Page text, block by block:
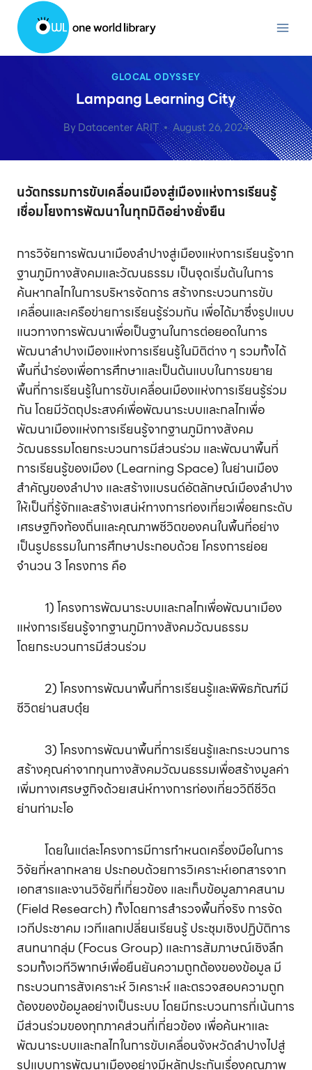
Skip
content
GLOCAL ODYSSEY
Lampang Learning City
ByDatacenter ARIT August 26, 2024
นวัตกรรมการขับเคลื่อนเมืองสู่เมืองแห่งการเรียนรู้
เชื่อมโยงการพัฒนาในทุกมิติอย่างยั่งยืน
การวิจัยการพัฒนาเมืองลำปางสู่เมืองแห่งการเรียนรู้จาก
ฐานภูมิทางสังคมและวัฒนธรรม เป็นจุดเริ่มต้นในการ
ค้นหากลไกในการบริหารจัดการ สร้างกระบวนการขับ
เคลื่อนและเครือข่ายการเรียนรู้ร่วมกัน เพื่อได้มาซึ่งรูปแบบ
แนวทางการพัฒนาเพื่อเป็นฐานในการต่อยอดในการ
พัฒนาลำปางเมืองแห่งการเรียนรู้ในมิติต่าง ๆ รวมทั้งได้
พื้นที่นำร่องเพื่อการศึกษาและเป็นต้นแบบในการขยาย
พื้นที่การเรียนรู้ในการขับเคลื่อนเมืองแห่งการเรียนรู้ร่วม
กัน โดยมีวัตถุประสงค์เพื่อพัฒนาระบบและกลไกเพื่อ
พัฒนาเมืองแห่งการเรียนรู้จากฐานภูมิทางสังคม
วัฒนธรรมโดยกระบวนการมีส่วนร่วม และพัฒนาพื้นที่
การเรียนรู้ของเมือง (Learning Space) ในย่านเมือง
สำคัญของลำปาง และสร้างแบรนด์อัตลักษณ์เมืองลำปาง
ให้เป็นที่รู้จักและสร้างเสน่ห์ทางการท่องเที่ยวเพื่อยกระดับ
เศรษฐกิจท้องถิ่นและคุณภาพชีวิตของคนในพื้นที่อย่าง
เป็นรูปธรรมในการศึกษาประกอบด้วย โครงการย่อย
จำนวน 3 โครงการ คือ
1) โครงการพัฒนาระบบและกลไกเพื่อพัฒนาเมือง
แห่งการเรียนรู้จากฐานภูมิทางสังคมวัฒนธรรม
โดยกระบวนการมีส่วนร่วม
2) โครงการพัฒนาพื้นที่การเรียนรู้และพิพิธภัณฑ์มี
ชีวิตย่านสบตุ๋ย
3) โครงการพัฒนาพื้นที่การเรียนรู้และกระบวนการ
สร้างคุณค่าจากทุนทางสังคมวัฒนธรรมเพื่อสร้างมูลค่า
เพิ่มทางเศรษฐกิจด้วยเสน่ห์ทางการท่องเที่ยววิถีชีวิต
ย่านท่ามะโอ
โดยในแต่ละโครงการมีการกำหนดเครื่องมือในการ
วิจัยที่หลากหลาย ประกอบด้วยการวิเคราะห์เอกสารจาก
เอกสารและงานวิจัยที่เกี่ยวข้อง และเก็บข้อมูลภาคสนาม
(Field Research) ทั้งโดยการสำรวจพื้นที่จริง การจัด
เวทีประชาคม เวทีแลกเปลี่ยนเรียนรู้ ประชุมเชิงปฏิบัติการ
สนทนากลุ่ม (Focus Group) และการสัมภาษณ์เชิงลึก
รวมทั้งเวทีวิพากษ์เพื่อยืนยันความถูกต้องของข้อมูล มี
กระบวนการสังเคราะห์ วิเคราะห์ และตรวจสอบความถูก
ต้องของข้อมูลอย่างเป็นระบบ โดยมีกระบวนการที่เน้นการ
มีส่วนร่วมของทุกภาคส่วนที่เกี่ยวข้อง เพื่อค้นหาและ
พัฒนาระบบและกลไกในการขับเคลื่อนจังหวัดลำปางไปสู่
รูปแบบการพัฒนาเมืองอย่างมีหลักประกันเรื่องคุณภาพ